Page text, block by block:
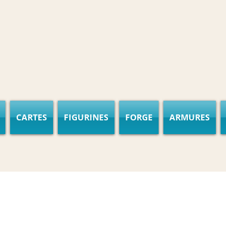
CARTES FIGURINES FORGE ARMURES